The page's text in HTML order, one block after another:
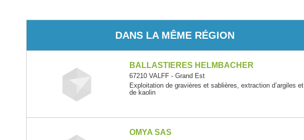
DANS LA MÊME RÉGION
BALLASTIERES HELMBACHER
67210 VALFF - Grand Est
Exploitation de gravières et sablières, extraction d’argiles et
de kaolin
OMYA SAS